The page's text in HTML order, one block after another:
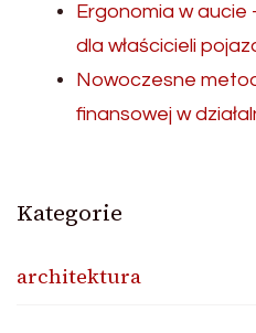
Ergonomia w
dla właścicieli
Nowoczesne
finansowej w
Kategorie
architektura